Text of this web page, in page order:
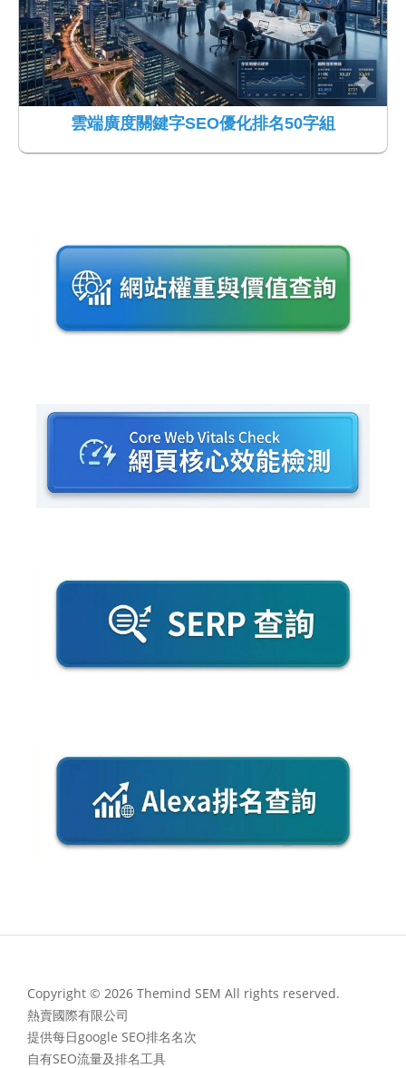
雲端廣度關鍵字SEO優化排名50字組
Copyright © 2026 Themind SEM All rights reserved.
熱賣國際有限公司
提供每日google SEO排名名次
自有SEO流量及排名工具